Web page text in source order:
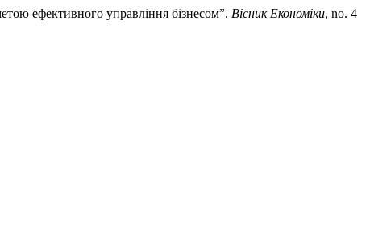
ефективного управління бізнесом”. Вісник Економіки, no. 4